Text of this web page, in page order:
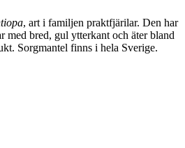
, art i familjen praktfjärilar. Den har
med bred, gul ytterkant och äter bland
Sorgmantel finns i hela Sverige.